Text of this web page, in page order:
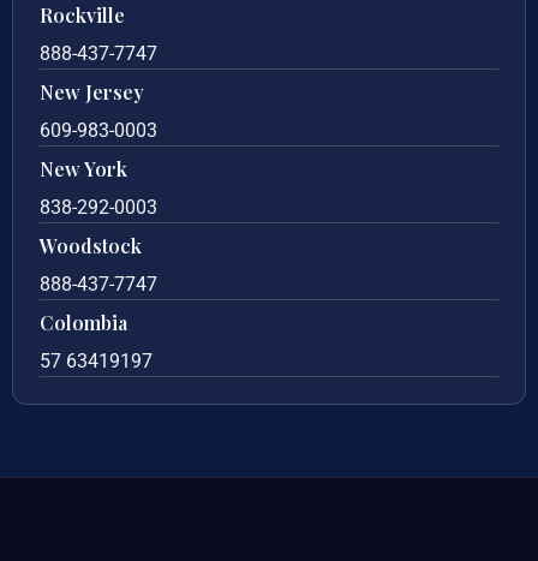
Rockville
888-437-7747
New Jersey
609-983-0003
New York
838-292-0003
Woodstock
888-437-7747
Colombia
57 63419197